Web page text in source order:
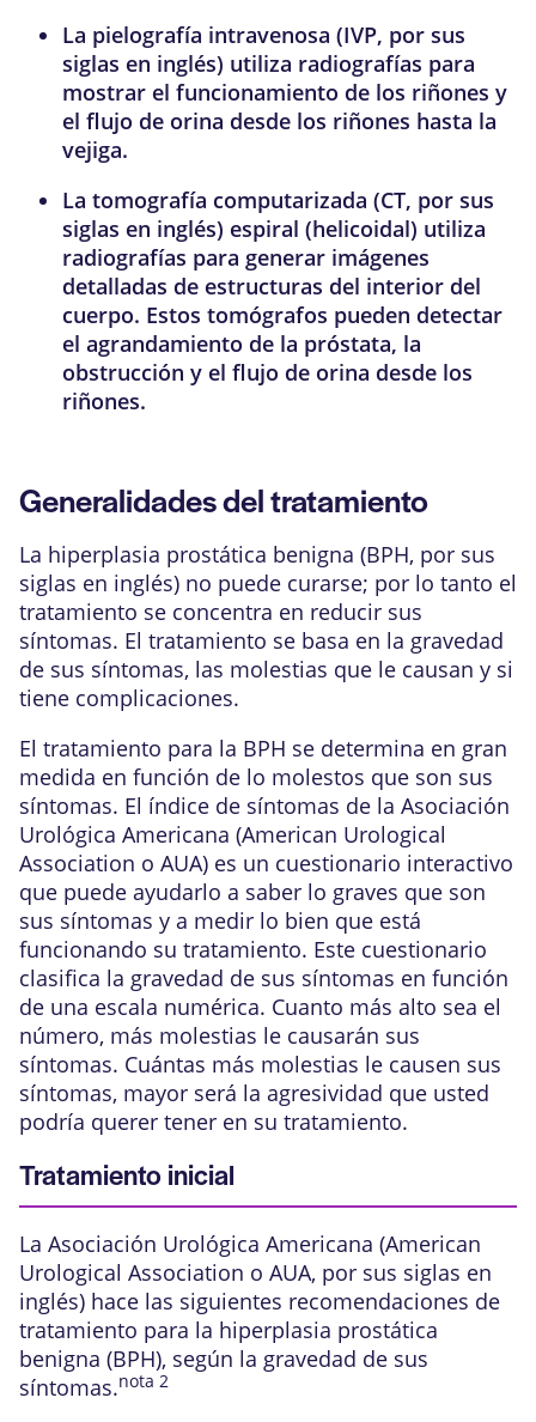
La pielografía intravenosa (IVP, por sus
siglas en inglés) utiliza radiografías para
mostrar el funcionamiento de los riñones y
el flujo de orina desde los riñones hasta la
vejiga.
La tomografía computarizada (CT, por sus
siglas en inglés) espiral (helicoidal) utiliza
radiografías para generar imágenes
detalladas de estructuras del interior del
cuerpo. Estos tomógrafos pueden detectar
el agrandamiento de la próstata, la
obstrucción y el flujo de orina desde los
riñones.
Generalidades del tratamiento
La hiperplasia prostática benigna (BPH, por sus
siglas en inglés) no puede curarse; por lo tanto el
tratamiento se concentra en reducir sus
síntomas. El tratamiento se basa en la gravedad
de sus síntomas, las molestias que le causan y si
tiene complicaciones.
El tratamiento para la BPH se determina en gran
medida en función de lo molestos que son sus
síntomas. El índice de síntomas de la Asociación
Urológica Americana (American Urological
Association o AUA) es un cuestionario interactivo
que puede ayudarlo a saber lo graves que son
sus síntomas y a medir lo bien que está
funcionando su tratamiento. Este cuestionario
clasifica la gravedad de sus síntomas en función
de una escala numérica. Cuanto más alto sea el
número, más molestias le causarán sus
síntomas. Cuántas más molestias le causen sus
síntomas, mayor será la agresividad que usted
podría querer tener en su tratamiento.
Tratamiento inicial
La Asociación Urológica Americana (American
Urological Association o AUA, por sus siglas en
inglés) hace las siguientes recomendaciones de
tratamiento para la hiperplasia prostática
benigna (BPH), según la gravedad de sus
síntomas.nota 2